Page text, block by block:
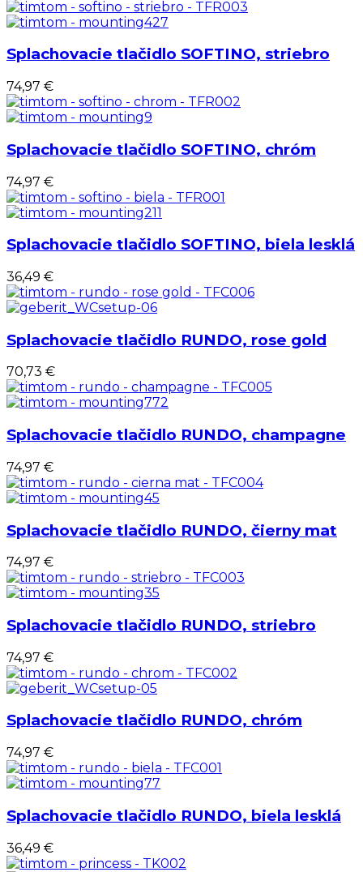
Splachovacie tlačidlo SOFTINO, striebro
74,97 €
Splachovacie tlačidlo SOFTINO, chróm
74,97 €
Splachovacie tlačidlo SOFTINO, biela lesklá
36,49 €
Splachovacie tlačidlo RUNDO, rose gold
70,73 €
Splachovacie tlačidlo RUNDO, champagne
74,97 €
Splachovacie tlačidlo RUNDO, čierny mat
74,97 €
Splachovacie tlačidlo RUNDO, striebro
74,97 €
Splachovacie tlačidlo RUNDO, chróm
74,97 €
Splachovacie tlačidlo RUNDO, biela lesklá
36,49 €